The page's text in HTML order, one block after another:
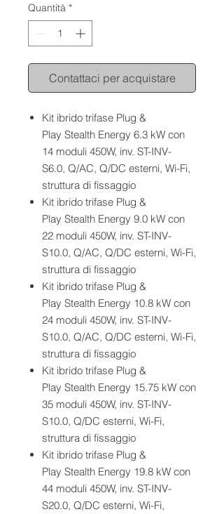
Quantità *
Contattaci per acquistare
Kit ibrido trifase Plug &
Play Stealth Energy 6.3 kW con
14 moduli 450W, inv. ST-INV-
S6.0, Q/AC, Q/DC esterni, Wi-Fi,
struttura di fissaggio
Kit ibrido trifase Plug &
Play Stealth Energy 9.0 kW con
22 moduli 450W, inv. ST-INV-
S10.0, Q/AC, Q/DC esterni, Wi-Fi,
struttura di fissaggio
Kit ibrido trifase Plug &
Play Stealth Energy 10.8 kW con
24 moduli 450W, inv. ST-INV-
S10.0, Q/AC, Q/DC esterni, Wi-Fi,
struttura di fissaggio
Kit ibrido trifase Plug &
Play Stealth Energy 15.75 kW con
35 moduli 450W, inv. ST-INV-
S10.0, Q/DC esterni, Wi-Fi,
struttura di fissaggio
Kit ibrido trifase Plug &
Play Stealth Energy 19.8 kW con
44 moduli 450W, inv. ST-INV-
S20.0, Q/DC esterni, Wi-Fi,